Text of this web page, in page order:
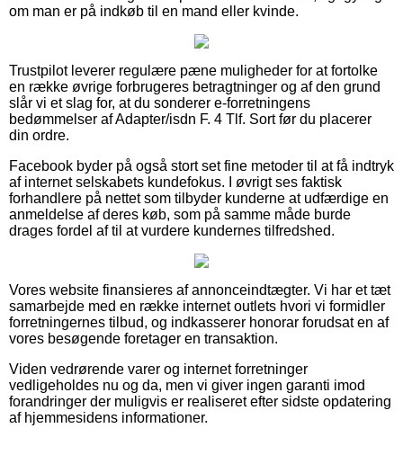
om man er på indkøb til en mand eller kvinde.
Trustpilot leverer regulære pæne muligheder for at fortolke
en række øvrige forbrugeres betragtninger og af den grund
slår vi et slag for, at du sonderer e-forretningens
bedømmelser af Adapter/isdn F. 4 Tlf. Sort før du placerer
din ordre.
Facebook byder på også stort set fine metoder til at få indtryk
af internet selskabets kundefokus. I øvrigt ses faktisk
forhandlere på nettet som tilbyder kunderne at udfærdige en
anmeldelse af deres køb, som på samme måde burde
drages fordel af til at vurdere kundernes tilfredshed.
Vores website finansieres af annonceindtægter. Vi har et tæt
samarbejde med en række internet outlets hvori vi formidler
forretningernes tilbud, og indkasserer honorar forudsat en af
vores besøgende foretager en transaktion.
Viden vedrørende varer og internet forretninger
vedligeholdes nu og da, men vi giver ingen garanti imod
forandringer der muligvis er realiseret efter sidste opdatering
af hjemmesidens informationer.